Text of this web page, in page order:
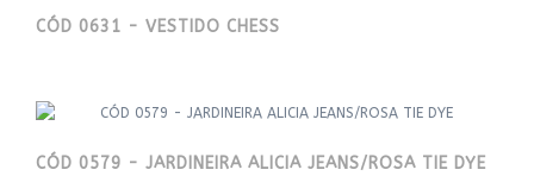
CÓD 0631 - VESTIDO CHESS
CÓD 0579 - JARDINEIRA ALICIA JEANS/ROSA TIE DYE